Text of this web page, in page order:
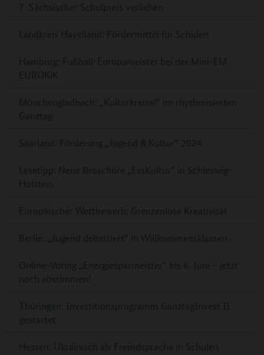
7. Sächsischer Schulpreis verliehen
Landkreis Havelland: Fördermittel für Schulen
Hamburg: Fußball-Europameister bei der Mini-EM
EUROKiK
Mönchengladbach: „Kulturkreisel“ im rhythmisierten
Ganztag
Saarland: Förderung „Jugend & Kultur“ 2024
Lesetipp: Neue Broschüre „EssKultur“ in Schleswig-
Holstein
Europäischer Wettbewerb: Grenzenlose Kreativität
Berlin: „Jugend debattiert“ in Willkommensklassen
Online-Voting „Energiesparmeister“ bis 6. Juni – jetzt
noch abstimmen!
Thüringen: Investitionsprogramm GanztagInvest II
gestartet
Hessen: Ukrainisch als Fremdsprache in Schulen